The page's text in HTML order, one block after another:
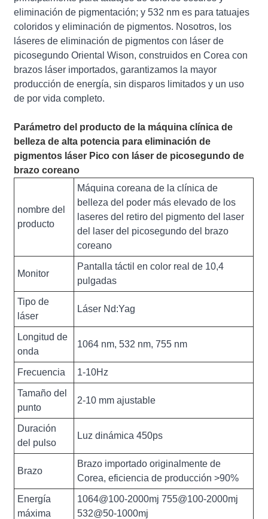
eliminación de pigmentación; y 532 nm es para tatuajes
coloridos y eliminación de pigmentos. Nosotros, los
láseres de eliminación de pigmentos con láser de
picosegundo Oriental Wison, construidos en Corea con
brazos láser importados, garantizamos la mayor
producción de energía, sin disparos limitados y un uso
de por vida completo.
Parámetro del producto de la máquina clínica de
belleza de alta potencia para eliminación de
pigmentos láser Pico con láser de picosegundo de
brazo coreano
nombre del
producto
Máquina coreana de la clínica de
belleza del poder más elevado de los
laseres del retiro del pigmento del laser
del laser del picosegundo del brazo
coreano
Monitor
Pantalla táctil en color real de 10,4
pulgadas
Tipo de
láser
Láser Nd:Yag
Longitud de
onda
1064 nm, 532 nm, 755 nm
Frecuencia 1-10Hz
Tamaño del
punto
2-10 mm ajustable
Duración
del pulso
Luz dinámica 450ps
Brazo
Brazo importado originalmente de
Corea, eficiencia de producción >90%
Energía
máxima
1064@100-2000mj 755@100-2000mj
532@50-1000mj